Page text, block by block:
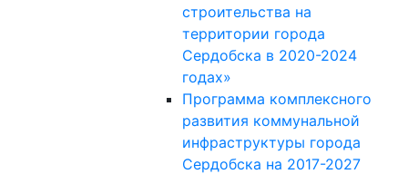
строительства на
территории города
Сердобска в 2020-2024
годах»
Программа комплексного
развития коммунальной
инфраструктуры города
Сердобска на 2017-2027